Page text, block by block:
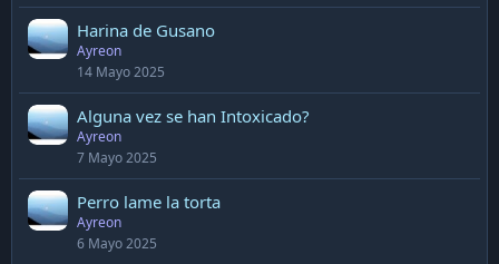
Harina de Gusano
Ayreon
14 Mayo 2025
Alguna vez se han Intoxicado?
Ayreon
7 Mayo 2025
Perro lame la torta
Ayreon
6 Mayo 2025